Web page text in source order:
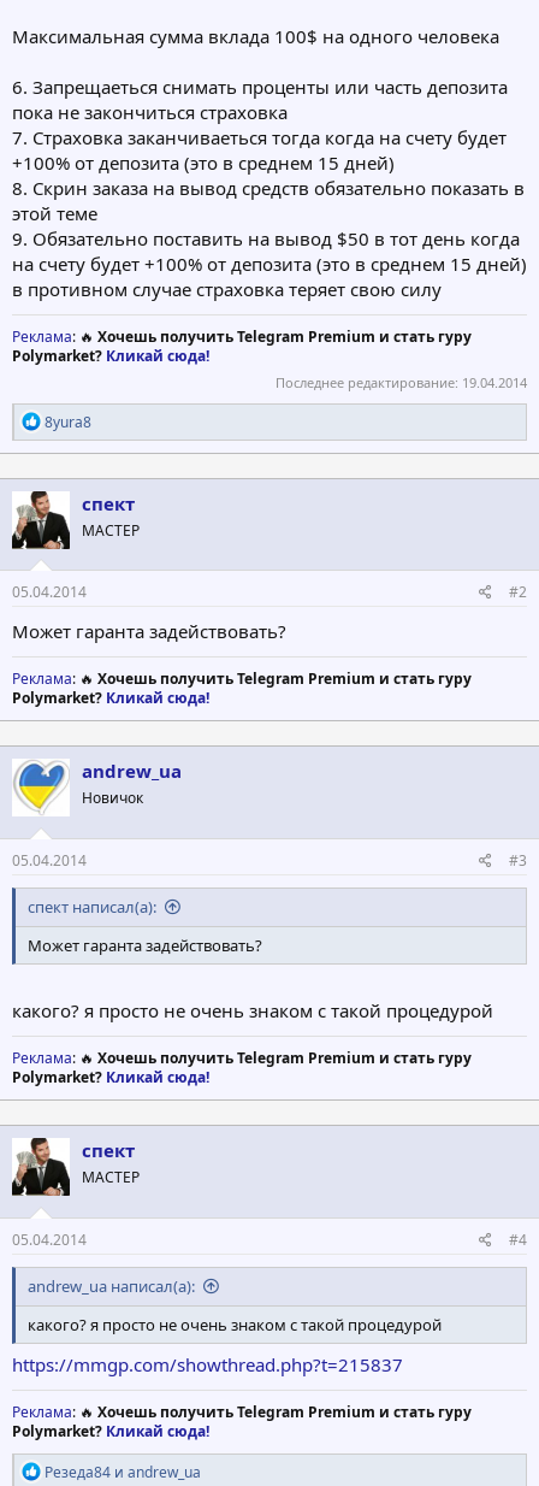
Максимальная сумма вклада 100$ на одного человека
6. Запрещаеться снимать проценты или часть депозита
пока не закончиться страховка
7. Страховка заканчиваеться тогда когда на счету будет
+100% от депозита (это в среднем 15 дней)
8. Скрин заказа на вывод средств обязательно показать в
этой теме
9. Обязательно поставить на вывод $50 в тот день когда
на счету будет +100% от депозита (это в среднем 15 дней)
в противном случае страховка теряет свою силу
Реклама: 🔥 Хочешь получить Telegram Premium и стать гуру
Polymarket? Кликай сюда!
Последнее редактирование: 19.04.2014
Р
е
а
к
ц
и
и
:
8yura8
спект
МАСТЕР
05.04.2014 #2
Может гаранта задействовать?
Реклама: 🔥 Хочешь получить Telegram Premium и стать гуру
Polymarket? Кликай сюда!
andrew_ua
Новичок
05.04.2014 #3
спект написал(а):
Может гаранта задействовать?
какого? я просто не очень знаком с такой процедурой
Реклама: 🔥 Хочешь получить Telegram Premium и стать гуру
Polymarket? Кликай сюда!
спект
МАСТЕР
05.04.2014 #4
andrew_ua написал(а):
какого? я просто не очень знаком с такой процедурой
https://mmgp.com/showthread.php?t=215837
Реклама: 🔥 Хочешь получить Telegram Premium и стать гуру
Polymarket? Кликай сюда!
Р
Резеда84 и andrew_ua